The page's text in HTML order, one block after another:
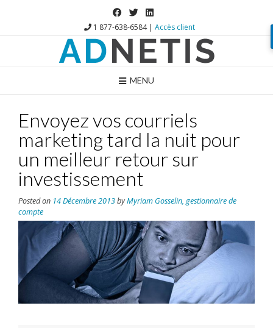
1 877-638-6584 | Accès client
MENU
Envoyez vos courriels
marketing tard la nuit pour
un meilleur retour sur
investissement
Posted on 14 Décembre 2013byMyriam Gosselin, gestionnaire de
compte